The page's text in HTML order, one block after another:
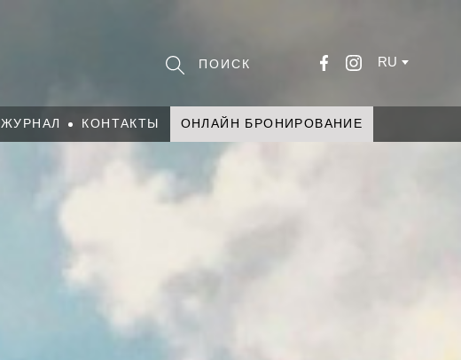
RU
ЖУРНАЛ КОНТАКТЫ ОНЛАЙН БРОНИРОВАНИЕ